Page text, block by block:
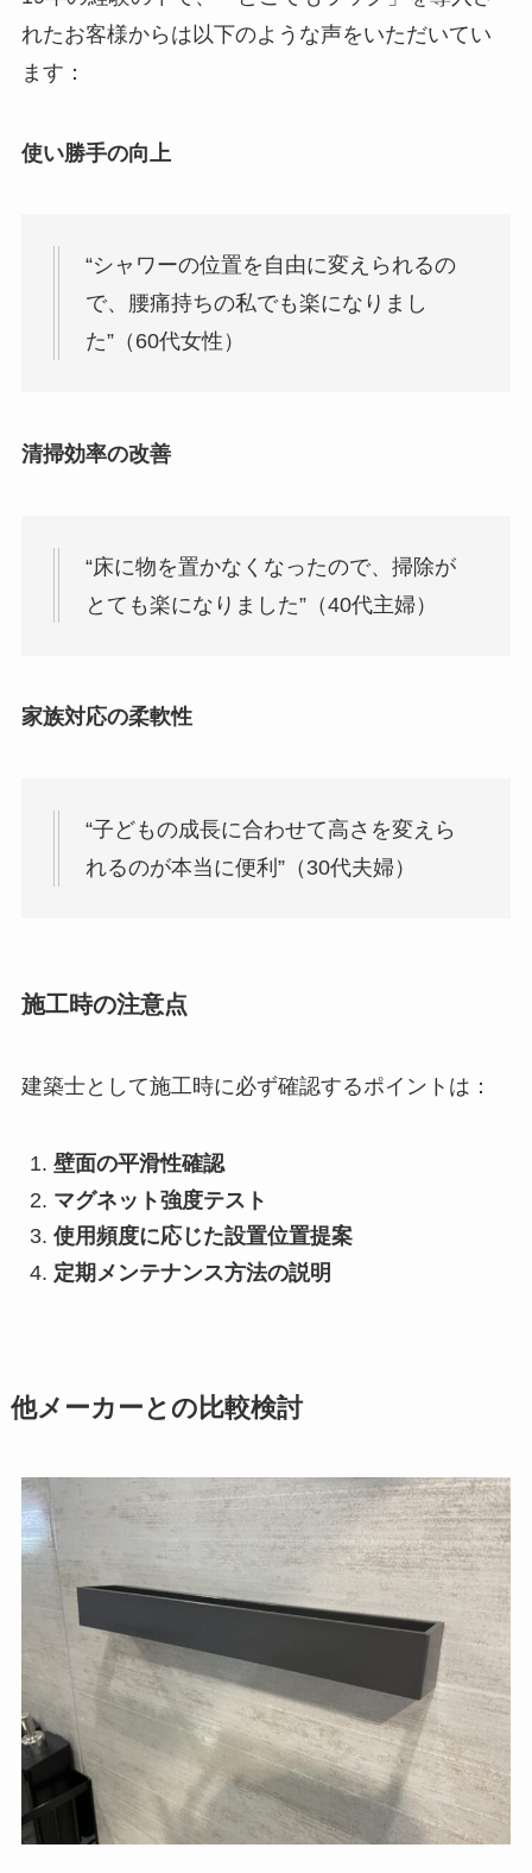
れたお客様からは以下のような声をいただいてい
ます：
使い勝手の向上
“シャワーの位置を自由に変えられるの
で、腰痛持ちの私でも楽になりまし
た”（60代女性）
清掃効率の改善
“床に物を置かなくなったので、掃除が
とても楽になりました”（40代主婦）
家族対応の柔軟性
“子どもの成長に合わせて高さを変えら
れるのが本当に便利”（30代夫婦）
施工時の注意点
建築士として施工時に必ず確認するポイントは：
壁面の平滑性確認
マグネット強度テスト
使用頻度に応じた設置位置提案
定期メンテナンス方法の説明
他メーカーとの比較検討